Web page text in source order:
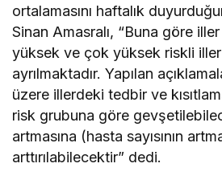
ortalamasını haftalık
Sinan Amasralı, “Buna göre
yüksek ve çok yüksek riskli
ayrılmaktadır. Yapılan
üzere illerdeki tedbir ve
risk grubuna göre
artmasına (hasta sayısının
arttırılabilecektir” dedi.